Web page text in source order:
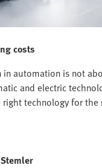
costs
in automation is not
and electric
technology for the
with knowing where
useful energy targets,
electrification plans
to one technology.